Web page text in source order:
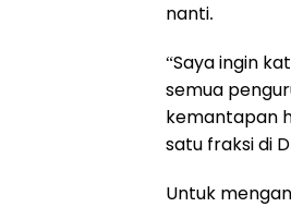
nanti.
“Saya ingin
semua
kemantapan
satu fraksi di
Untuk